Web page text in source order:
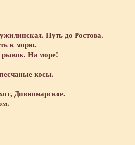
Путь до Ростова.
к морю.
рывок. На море!
косы.
Дивномарское.